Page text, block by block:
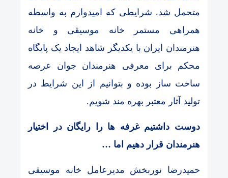
متحمل شد. شرایطی که امیدوارم به واسطه
همراهی مستمر خانه موسیقی و خانه
هنرمندان ایران با یکدیگر شاهد ایجاد یک پایگاه
محکم برای معرفی هنرمندان جوان عرصه
ساخت ساز بوده و بتوانیم از این شرایط در
تولید آثار معتبر بهره مند شویم.
دوست داشتیم غرفه ها را رایگان در اختیار
هنرمندان قرار دهیم اما …
حمیدرضا نوربخش مدیرعامل خانه موسیقی